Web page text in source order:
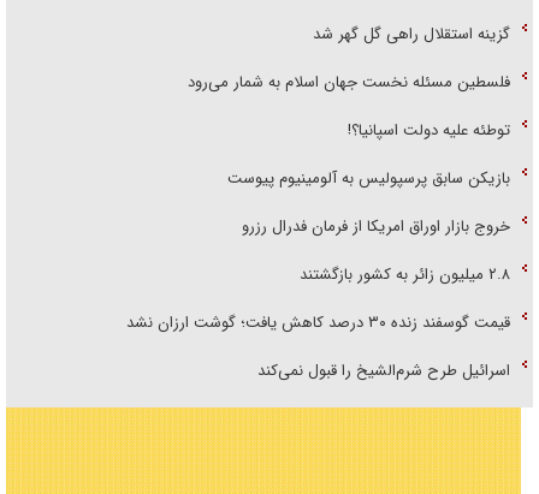
گزینه استقلال راهی گل گهر شد
فلسطین مسئله نخست جهان اسلام به شمار می‌رود
توطئه علیه دولت اسپانیا؟!
بازیکن سابق پرسپولیس به آلومینیوم پیوست
خروج بازار اوراق امریکا از فرمان فدرال رزرو
۲.۸ میلیون زائر به کشور بازگشتند
قیمت گوسفند زنده ۳۰ درصد کاهش یافت؛ گوشت ارزان نشد
اسرائیل طرح شرم‌الشیخ را قبول نمی‌کند